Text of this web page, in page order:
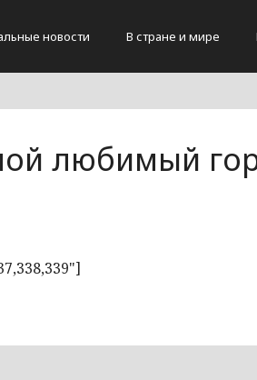
новости В стране и мире
любимый